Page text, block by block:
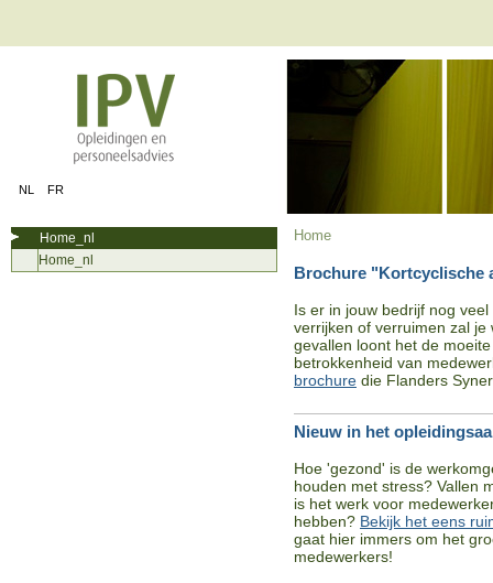
NL FR
Home_nl
Home_nl
Home
Brochure "Kortcyclische
Is er in jouw bedrijf nog
verrijken of verruimen zal
gevallen loont het de
betrokkenheid van
brochure die Flanders
Nieuw in het
Hoe 'gezond' is de
houden met stress? Vallen
is het werk voor
hebben? Bekijk het eens
gaat hier immers om het
medewerkers!